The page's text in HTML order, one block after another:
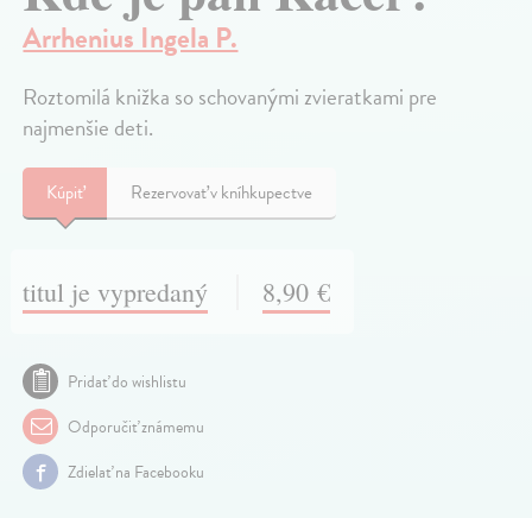
Arrhenius Ingela P.
Roztomilá knižka so schovanými zvieratkami pre
najmenšie deti.
Kúpiť Rezervovať v kníhkupectve
titul je vypredaný 8,90 €
Pridať do wishlistu
Odporučiť známemu
Zdielať na Facebooku